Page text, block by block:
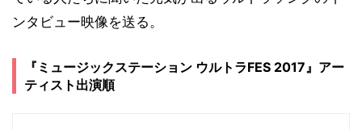
ンタビュー映像を送る。
『ミュージックステーション ウルトラFES 2017』アー
ティスト出演順